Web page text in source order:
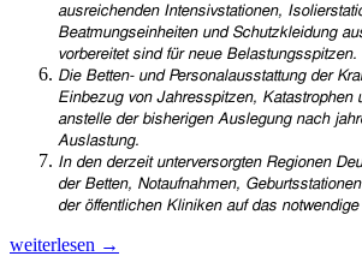
ausreichenden Intensivstationen,
Beatmungseinheiten und Schutzkleidung
vorbereitet sind für neue Belastungsspitzen.
Die Betten- und Personalausstattung der
Einbezug von Jahresspitzen, Katastrophen
anstelle der bisherigen Auslegung nach
Auslastung.
In den derzeit unterversorgten Regionen
der Betten, Notaufnahmen,
der öffentlichen Kliniken auf das
Bundesweite
weiterlesen →